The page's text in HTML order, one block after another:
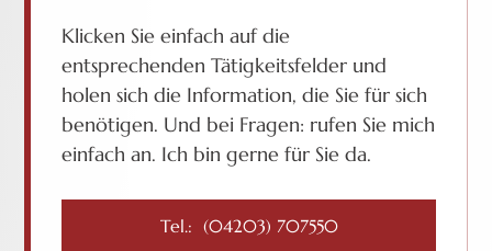
Klicken Sie einfach auf die
entsprechenden Tätigkeitsfelder und
holen sich die Information, die Sie für sich
benötigen. Und bei Fragen: rufen Sie mich
einfach an. Ich bin gerne für Sie da.
Tel.: (04203) 707550